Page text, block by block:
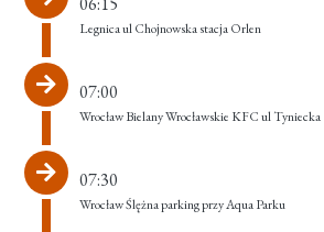
Legnica ul Chojnowska stacja Orlen
07:00
Wrocław Bielany Wrocławskie KFC ul Tyniecka
07:30
Wrocław Ślężna parking przy Aqua Parku